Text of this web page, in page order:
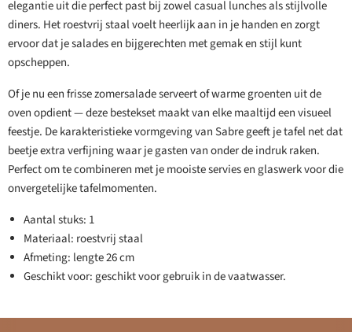
elegantie uit die perfect past bij zowel casual lunches als stijlvolle
diners. Het roestvrij staal voelt heerlijk aan in je handen en zorgt
ervoor dat je salades en bijgerechten met gemak en stijl kunt
opscheppen.
Of je nu een frisse zomersalade serveert of warme groenten uit de
oven opdient — deze bestekset maakt van elke maaltijd een visueel
feestje. De karakteristieke vormgeving van Sabre geeft je tafel net dat
beetje extra verfijning waar je gasten van onder de indruk raken.
Perfect om te combineren met je mooiste servies en glaswerk voor die
onvergetelijke tafelmomenten.
Aantal stuks: 1
Materiaal: roestvrij staal
Afmeting: lengte 26 cm
Geschikt voor: geschikt voor gebruik in de vaatwasser.